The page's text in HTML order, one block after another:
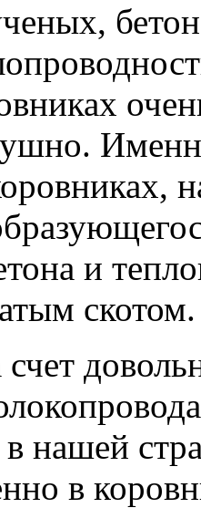
и
в нашей
в